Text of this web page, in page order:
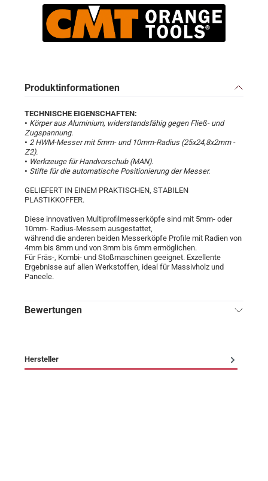
Produktinformationen
TECHNISCHE EIGENSCHAFTEN:
• Körper aus Aluminium, widerstandsfähig gegen Fließ- und
Zugspannung.
• 2 HWM-Messer mit 5mm- und 10mm-Radius (25x24,8x2mm -
Z2).
• Werkzeuge für Handvorschub (MAN).
• Stifte für die automatische Positionierung der Messer.
GELIEFERT IN EINEM PRAKTISCHEN, STABILEN
PLASTIKKOFFER.
Diese innovativen Multiprofilmesserköpfe sind mit 5mm- oder
10mm- Radius-Messern ausgestattet,
während die anderen beiden Messerköpfe Profile mit Radien von
4mm bis 8mm und von 3mm bis 6mm ermöglichen.
Für Fräs-, Kombi- und Stoßmaschinen geeignet. Exzellente
Ergebnisse auf allen Werkstoffen, ideal für Massivholz und
Paneele.
Bewertungen
Hersteller